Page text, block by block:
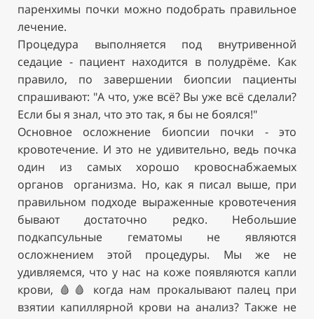
паренхимы почки можно подобрать правильное
лечение.
Процедура выполняется под внутривенной
седацие - пациент находится в полудрёме. Как
правило, по завершении биопсии пациенты
спрашивают: "А что, уже всё? Вы уже всё сделали?
Если бы я знал, что это так, я бы не боялся!"
Основное осложнение биопсии почки - это
кровотечение. И это не удивительно, ведь почка
один из самых хорошо кровоснабжаемых
органов организма. Но, как я писал выше, при
правильном подходе выраженные кровотечения
бывают достаточно редко. Небольшие
подкапсульные гематомы не являются
осложнением этой процедуры. Мы же не
удивляемся, что у нас на коже появляются капли
крови, 🩸🩸 когда нам прокалывают палец при
взятии капиллярной крови на анализ? Также не